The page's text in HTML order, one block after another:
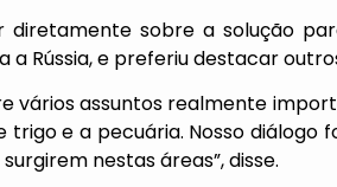
diretamente sobre a solução
Rússia, e preferiu destacar
vários assuntos realmente
e a pecuária. Nosso diálogo
nestas áreas”, disse.